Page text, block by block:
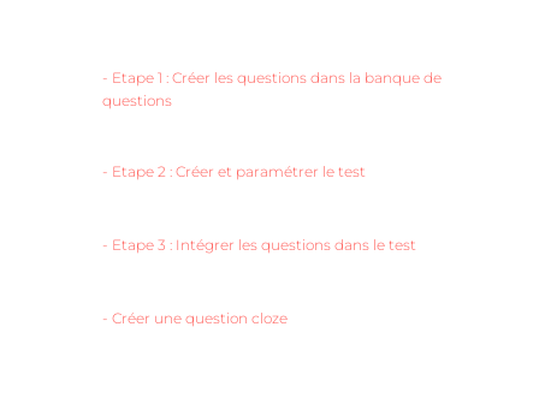
- Etape 1 : Créer les questions dans la banque de
questions
- Etape 2 : Créer et paramétrer le test
- Etape 3 : Intégrer les questions dans le test
- Créer une question cloze